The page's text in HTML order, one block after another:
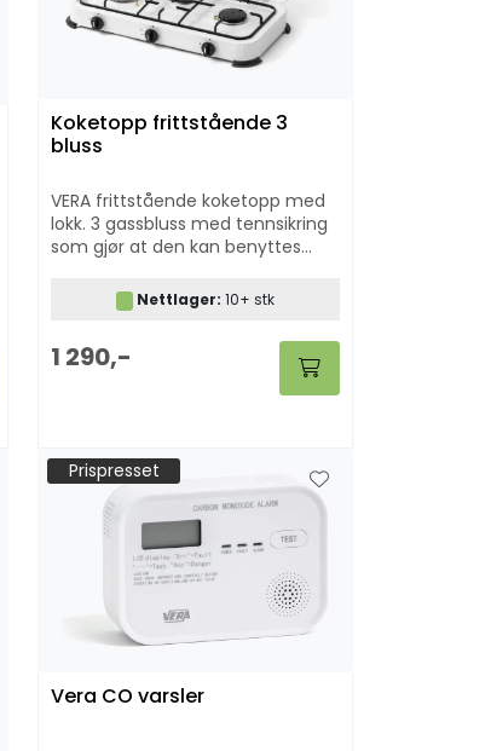
Koketopp frittstående 3
bluss
VERA frittstående koketopp med
lokk. 3 gassbluss med tennsikring
som gjør at den kan benyttes
Nettlager: 10+ stk
1 290,-
Prispresset
Vera CO varsler